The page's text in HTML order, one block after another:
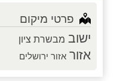
פרטי מיקום
ישוב מבשרת ציון
אזוראזור ירושלים